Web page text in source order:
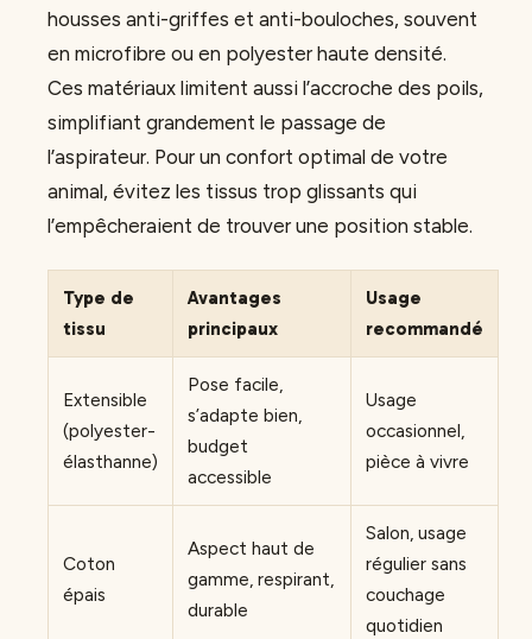
housses anti-griffes et anti-bouloches, souvent
en microfibre ou en polyester haute densité.
Ces matériaux limitent aussi l’accroche des poils,
simplifiant grandement le passage de
l’aspirateur. Pour un confort optimal de votre
animal, évitez les tissus trop glissants qui
l’empêcheraient de trouver une position stable.
Type de
tissu
Avantages
principaux
Usage
recommandé
Extensible
(polyester-
élasthanne)
Pose facile,
s’adapte bien,
budget
accessible
Usage
occasionnel,
pièce à vivre
Coton
épais
Aspect haut de
gamme, respirant,
durable
Salon, usage
régulier sans
couchage
quotidien